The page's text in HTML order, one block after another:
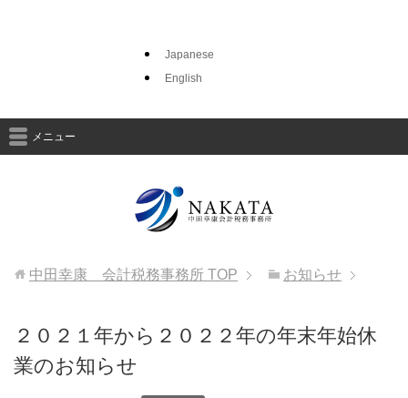
Japanese
English
メニュー
中田幸康 会計税務事務所 TOP お知らせ
２０２１年から２０２２年の年末年始休
業のお知らせ